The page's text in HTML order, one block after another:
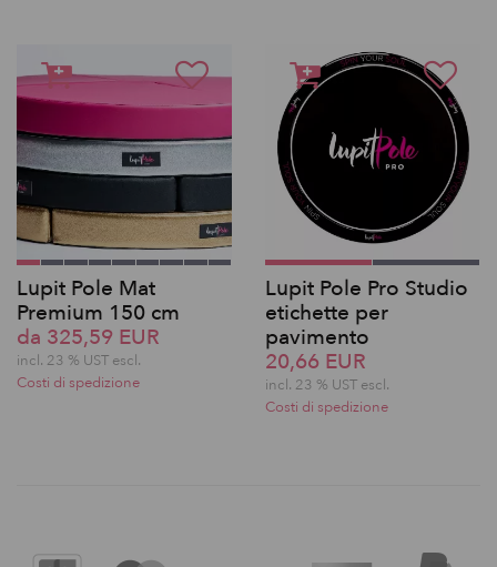
Lupit Pole Mat
Premium 150 cm
da 325,59 EUR
incl. 23 % UST escl.
Costi di spedizione
Lupit Pole Pro Studio
etichette per
pavimento
20,66 EUR
incl. 23 % UST escl.
Costi di spedizione